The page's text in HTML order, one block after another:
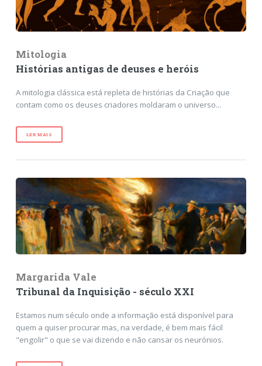
Mitologia
Histórias antigas de deuses e heróis
A mitologia clássica está repleta de histórias da Criação que
contam como os deuses criadores moldaram o universo...
LER MAIS
Margarida Vale
Tribunal da Inquisição - século XXI
Estamos num século onde a informação está disponível para
quem a quiser procurar mas, na verdade, é bem mais fácil
"engolir" o que se vai dizendo e não cansar os neurónios.